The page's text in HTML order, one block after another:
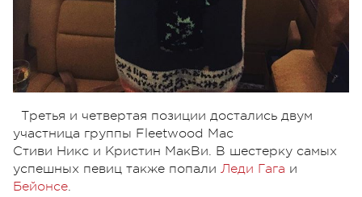
Третья и четвертая позиции достались двум
участница группы Fleetwood Mac
Стиви Никс и Кристин МакВи. В шестерку самых
успешных певиц также попали Леди Гага и
Бейонсе.